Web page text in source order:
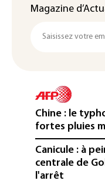
Magazine
Chine : le
fortes pluies
Canicule : à
centrale de
l'arrêt